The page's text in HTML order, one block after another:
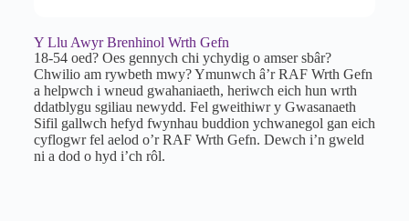
Y Llu Awyr Brenhinol Wrth Gefn
18-54 oed? Oes gennych chi ychydig o amser sbâr?
Chwilio am rywbeth mwy? Ymunwch â’r RAF Wrth Gefn
a helpwch i wneud gwahaniaeth, heriwch eich hun wrth
ddatblygu sgiliau newydd. Fel gweithiwr y Gwasanaeth
Sifil gallwch hefyd fwynhau buddion ychwanegol gan eich
cyflogwr fel aelod o’r RAF Wrth Gefn. Dewch i’n gweld
ni a dod o hyd i’ch rôl.